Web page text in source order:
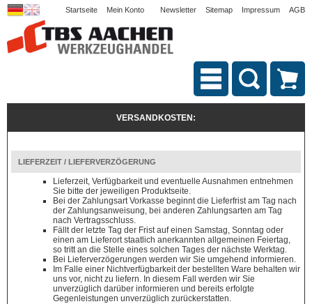
Startseite Mein Konto Newsletter Sitemap Impressum AGB
VERSANDKOSTEN:
LIEFERZEIT / LIEFERVERZÖGERUNG
Lieferzeit, Verfügbarkeit und eventuelle Ausnahmen entnehmen
Sie bitte der jeweiligen Produktseite.
Bei der Zahlungsart Vorkasse beginnt die Lieferfrist am Tag nach
der Zahlungsanweisung, bei anderen Zahlungsarten am Tag
nach Vertragsschluss.
Fällt der letzte Tag der Frist auf einen Samstag, Sonntag oder
einen am Lieferort staatlich anerkannten allgemeinen Feiertag,
so tritt an die Stelle eines solchen Tages der nächste Werktag.
Bei Lieferverzögerungen werden wir Sie umgehend informieren.
Im Falle einer Nichtverfügbarkeit der bestellten Ware behalten wir
uns vor, nicht zu liefern. In diesem Fall werden wir Sie
unverzüglich darüber informieren und bereits erfolgte
Gegenleistungen unverzüglich zurückerstatten.